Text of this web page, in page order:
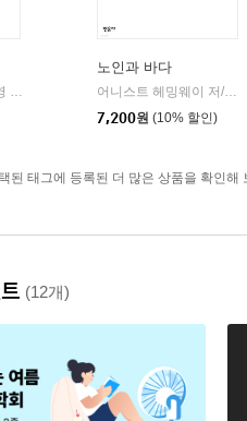
알베르 카뮈 저/김화영 역
노인과 바다
어니스트 헤밍웨이 저/김욱동 역
7,200원 (10% 할인)
된 태그에 등록된 더 많은 상품을 확인해
(12개)